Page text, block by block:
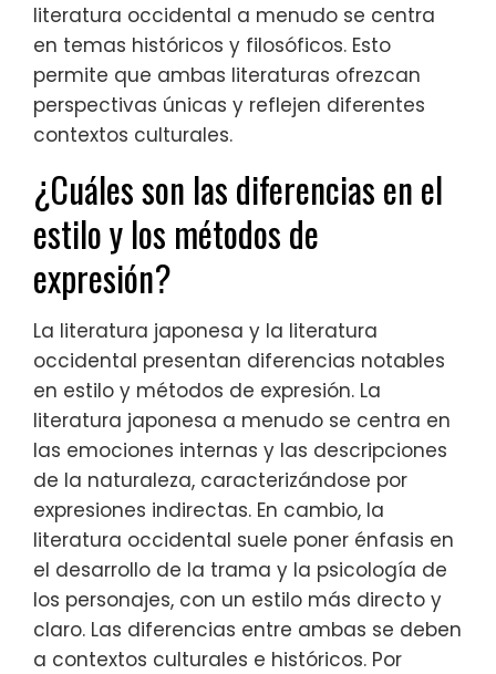
literatura occidental a menudo se centra
en temas históricos y filosóficos. Esto
permite que ambas literaturas ofrezcan
perspectivas únicas y reflejen diferentes
contextos culturales.
¿Cuáles son las diferencias en el
estilo y los métodos de
expresión?
La literatura japonesa y la literatura
occidental presentan diferencias notables
en estilo y métodos de expresión. La
literatura japonesa a menudo se centra en
las emociones internas y las descripciones
de la naturaleza, caracterizándose por
expresiones indirectas. En cambio, la
literatura occidental suele poner énfasis en
el desarrollo de la trama y la psicología de
los personajes, con un estilo más directo y
claro. Las diferencias entre ambas se deben
a contextos culturales e históricos. Por